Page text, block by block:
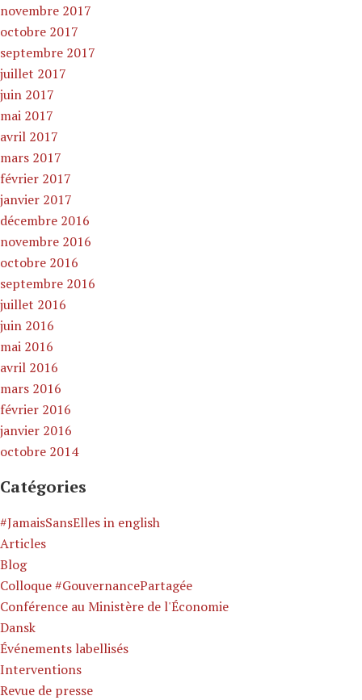
novembre 2017
octobre 2017
septembre 2017
juillet 2017
juin 2017
mai 2017
avril 2017
mars 2017
février 2017
janvier 2017
décembre 2016
novembre 2016
octobre 2016
septembre 2016
juillet 2016
juin 2016
mai 2016
avril 2016
mars 2016
février 2016
janvier 2016
octobre 2014
Catégories
#JamaisSansElles in english
Articles
Blog
Colloque #GouvernancePartagée
Conférence au Ministère de l'Économie
Dansk
Événements labellisés
Interventions
Revue de presse